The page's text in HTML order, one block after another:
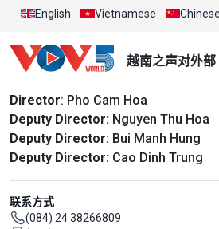
English Vietnamese Chinese
越南之声对外部
Director: Pho Cam Hoa
Deputy Director: Nguyen Thu Hoa
Deputy Director: Bui Manh Hung
Deputy Director: Cao Dinh Trung
联系方式
(084) 24 38266809